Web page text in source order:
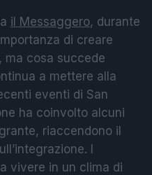
il Messaggero, durante
di creare
ma cosa succede
a mettere alla
eventi di San
ha coinvolto alcuni
riaccendono il
I
vivere in un clima di